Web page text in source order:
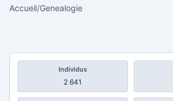
Accueil/Genealogie
Individus
2 641